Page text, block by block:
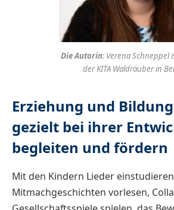
Die Autorin: Verena Schneppel
der KITA Waldräuber in
Erziehung und
gezielt bei ihrer
begleiten und fördern
Mit den Kindern Lieder
Mitmachgeschichten vorlesen,